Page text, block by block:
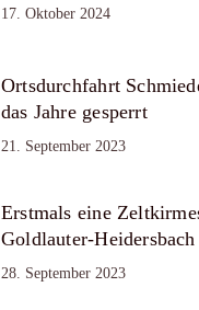
17. Oktober 2024
Ortsdurchfahrt
das Jahre gesperrt
21. September 2023
Erstmals eine
Goldlauter-Heidersbach
28. September 2023